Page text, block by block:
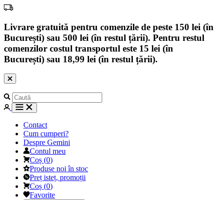
Livrare gratuită pentru comenzile de peste 150 lei (în
București) sau 500 lei (în restul țării). Pentru restul
comenzilor costul transportul este 15 lei (în
București) sau 18,99 lei (în restul țării).
Contact
Cum cumperi?
Despre Gemini
Contul meu
Coș (0)
Produse noi în stoc
Preț isteț, promoții
Coș (0)
Favorite